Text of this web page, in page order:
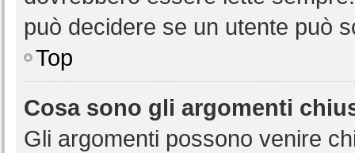
può decidere se un utente può
Top
Cosa sono gli argomenti
Gli argomenti possono venire